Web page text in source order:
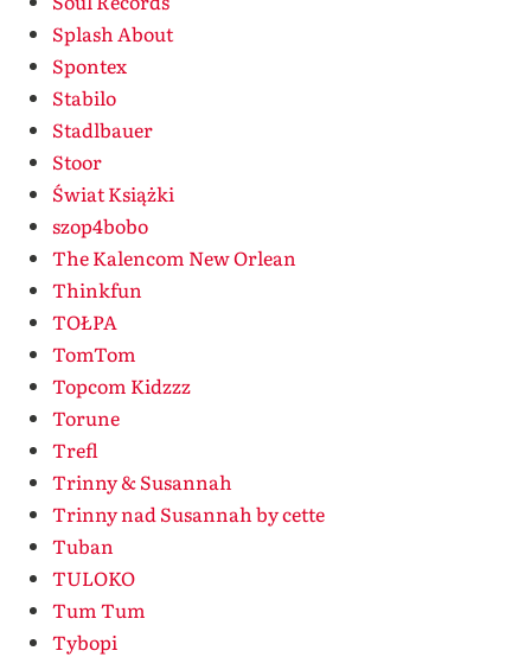
Splash About
Spontex
Stabilo
Stadlbauer
Stoor
Świat Książki
szop4bobo
The Kalencom New Orlean
Thinkfun
TOŁPA
TomTom
Topcom Kidzzz
Torune
Trefl
Trinny & Susannah
Trinny nad Susannah by cette
Tuban
TULOKO
Tum Tum
Tybopi